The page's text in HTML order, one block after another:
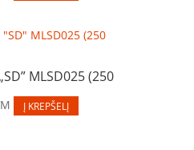
MLSD025 (250
Į KREPŠELĮ